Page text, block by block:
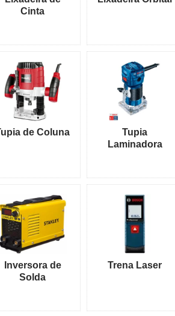
Cinta
de Coluna
Tupia
Laminadora
Inversora de
Solda
Trena Laser